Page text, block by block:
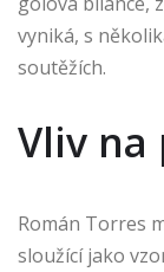
vyniká, s
soutěžích.
Vliv na
Román Torres
sloužící jako